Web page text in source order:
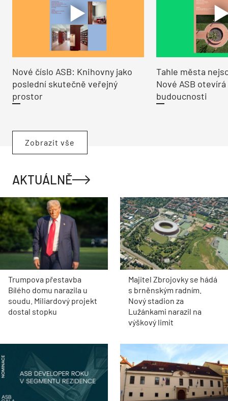
Nové číslo ASB: Knihovny jako
poslední skutečně veřejný
prostor
Tahle města
Nové ASB
budoucnosti
Zobrazit vše
AKTUÁLNĚ
Trumpova přestavba
Bílého domu narazila u
soudu. Miliardový projekt
dostal stopku
Majitel Zbrojovky se hádá
s brněnským radním.
Nový stadion za
Lužánkami narazil na
výškový limit